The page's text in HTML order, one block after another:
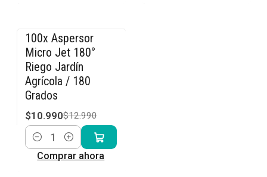
-15% OFF
100x Aspersor
Micro Jet 180°
Riego Jardín
Agrícola / 180
Grados
$10.990$12.990
Cantidad
Comprar ahora